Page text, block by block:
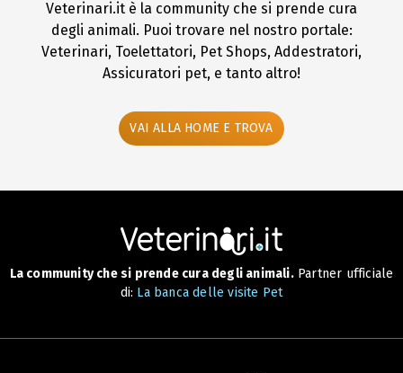
Veterinari.it è la community che si prende cura
degli animali. Puoi trovare nel nostro portale:
Veterinari, Toelettatori, Pet Shops, Addestratori,
Assicuratori pet, e tanto altro!
VAI ALLA HOME E TROVA
La community che si prende cura degli animali.Partner ufficiale
di: La banca delle visite Pet